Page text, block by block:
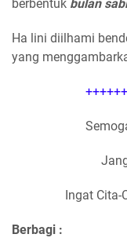
berbentuk bulan
Ha lini diilhami
yang
Ingat Cita-
Berbagi :